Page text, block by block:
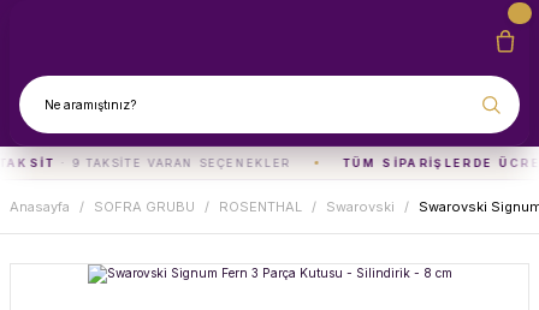
· 9 TAKSITE VARAN SEÇENEKLER TÜM SIPARIŞLERDE
Anasayfa SOFRA GRUBU ROSENTHAL Swarovski Swarovski